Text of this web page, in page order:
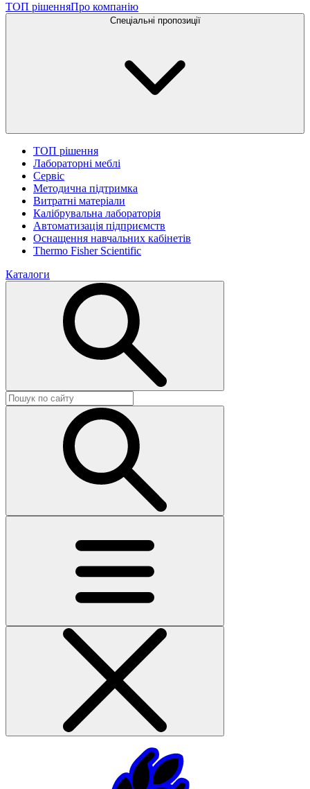
ТОП рішенняПро компанію
Спеціальні пропозиції
ТОП рішення
Лабораторні меблі
Сервіс
Методична підтримка
Витратні матеріали
Калібрувальна лабораторія
Автоматизація підприємств
Оснащення навчальних кабінетів
Thermo Fisher Scientific
Каталоги